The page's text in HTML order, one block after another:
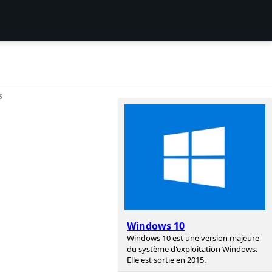
Windows 10
Windows 10 est une version majeure
du système d'exploitation Windows.
Elle est sortie en 2015.